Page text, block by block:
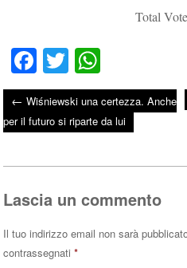
Total
Fa
ce
bo
ok
T
wi
tte
r
ha
ts
A
pp
Post navigation
← Wiśniewski una certezza. Anche
per il futuro si riparte da lui
Lascia un commento
Il tuo indirizzo email non sarà
contrassegnati*